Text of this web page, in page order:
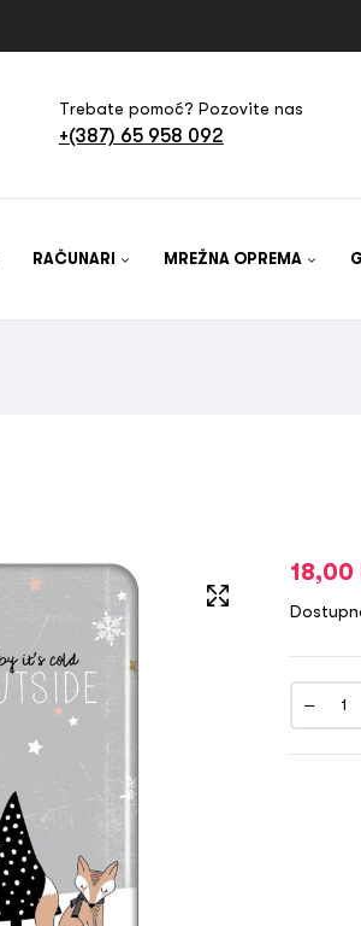
Trebate pomoć? Pozovite nas
+(387) 65 958 092
RAČUNARI MREŽNA OPREMA
18,00